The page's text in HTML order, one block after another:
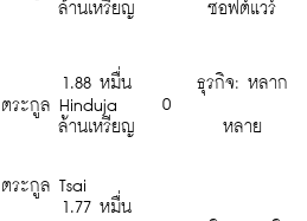
ล้านเหรียญ ซอฟต์แวร์
ตระกูล Hinduja
1.88 หมื่น
ล้านเหรียญ
0
ธุรกิจ: หลาก
หลาย
ตระกูล Tsai
1.77 หมื่น